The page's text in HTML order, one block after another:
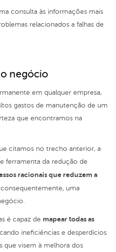
consulta às informações mais
relacionados a falhas de
negócio
em qualquer empresa,
gastos de manutenção de um
que encontramos na
citamos no trecho anterior, a
ferramenta da redução de
racionais que reduzem a
uma
é capaz de mapear todas as
ineficiências e desperdícios
que visem à melhora dos